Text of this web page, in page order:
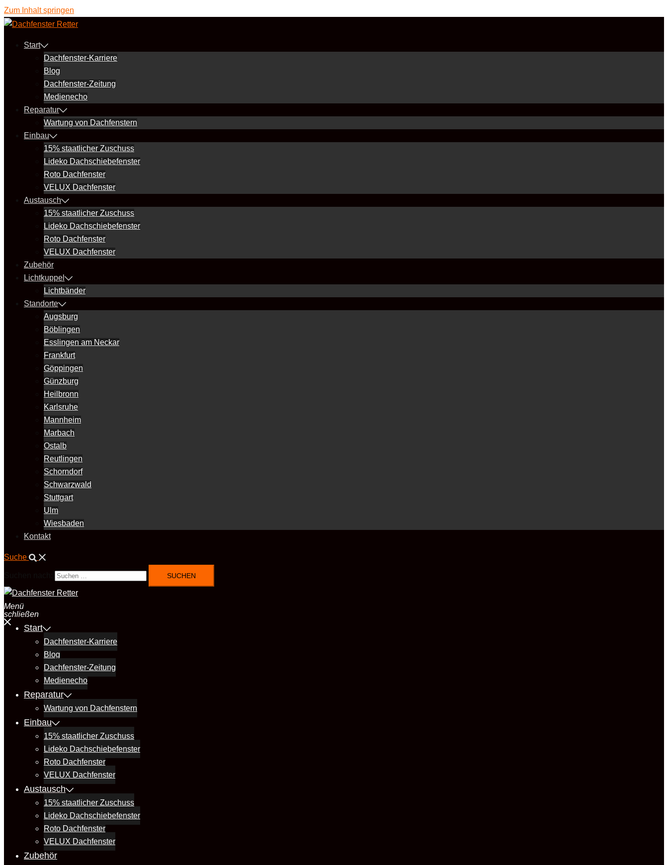
Zum Inhalt springen
Start
Dachfenster-Karriere
Blog
Dachfenster-Zeitung
Medienecho
Reparatur
Wartung von Dachfenstern
Einbau
15% staatlicher Zuschuss
Lideko Dachschiebefenster
Roto Dachfenster
VELUX Dachfenster
Austausch
15% staatlicher Zuschuss
Lideko Dachschiebefenster
Roto Dachfenster
VELUX Dachfenster
Zubehör
Lichtkuppel
Lichtbänder
Standorte
Augsburg
Böblingen
Esslingen am Neckar
Frankfurt
Göppingen
Günzburg
Heilbronn
Karlsruhe
Mannheim
Marbach
Ostalb
Reutlingen
Schorndorf
Schwarzwald
Stuttgart
Ulm
Wiesbaden
Kontakt
Suche
Menü
schließen
Start
Dachfenster-Karriere
Blog
Dachfenster-Zeitung
Medienecho
Reparatur
Wartung von Dachfenstern
Einbau
15% staatlicher Zuschuss
Lideko Dachschiebefenster
Roto Dachfenster
VELUX Dachfenster
Austausch
15% staatlicher Zuschuss
Lideko Dachschiebefenster
Roto Dachfenster
VELUX Dachfenster
Zubehör